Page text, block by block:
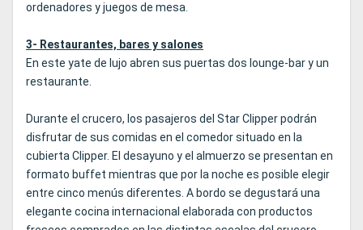
ordenadores y juegos de mesa.
3- Restaurantes, bares y salones
En este yate de lujo abren sus puertas dos lounge-bar y un
restaurante.
Durante el crucero, los pasajeros del Star Clipper podrán
disfrutar de sus comidas en el comedor situado en la
cubierta Clipper. El desayuno y el almuerzo se presentan en
formato buffet mientras que por la noche es posible elegir
entre cinco menús diferentes. A bordo se degustará una
elegante cocina internacional elaborada con productos